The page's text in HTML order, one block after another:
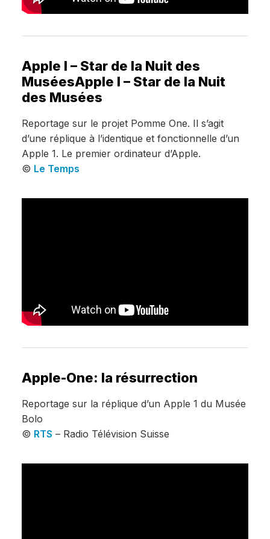
Apple I – Star de la Nuit des
MuséesApple I – Star de la Nuit
des Musées
Reportage sur le projet Pomme One. Il s’agit
d’une réplique à l’identique et fonctionnelle d’un
Apple 1. Le premier ordinateur d’Apple.
© Le Temps
Apple-One: la résurrection
Reportage sur la réplique d’un Apple 1 du Musée
Bolo
© RTS – Radio Télévision Suisse